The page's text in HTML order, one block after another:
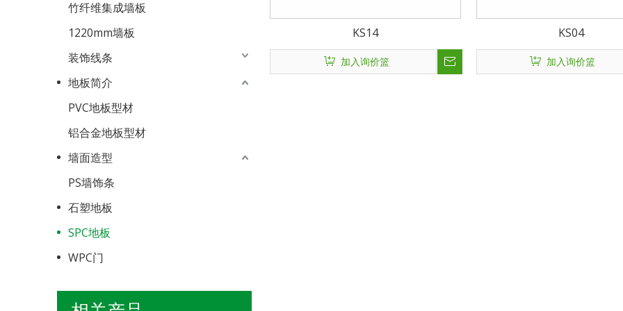
竹纤维集成墙板
1220mm墙板
装饰线条
地板简介
PVC地板型材
铝合金地板型材
墙面造型
PS墙饰条
石塑地板
SPC地板
WPC门
KS14
加入询价篮
KS04
加入询价篮